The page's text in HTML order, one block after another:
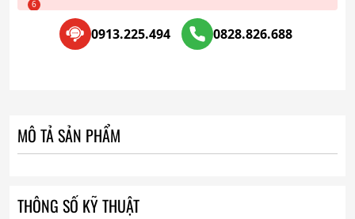
0913.225.494 0828.826.688
MÔ TẢ SẢN PHẨM
THÔNG SỐ KỸ THUẬT